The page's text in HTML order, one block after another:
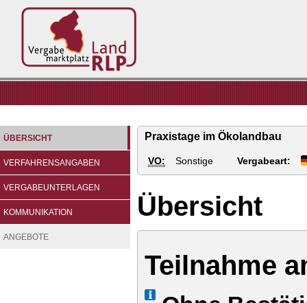
Vergabemarktplatz
Land
ÜBERSICHT
VERFAHRENSANGABEN
VERGABEUNTERLAGEN
KOMMUNIKATION
ANGEBOTE
Praxistage im Ökolandbau
VO: Sonstige Vergabeart:
Übersicht
Teilnahme
Info